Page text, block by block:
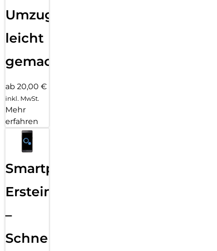
Umzug
leicht
gemacht!
ab 20,00 €
inkl. MwSt.
Mehr
erfahren
Smartphone
Ersteinrichtung
–
Schnelle